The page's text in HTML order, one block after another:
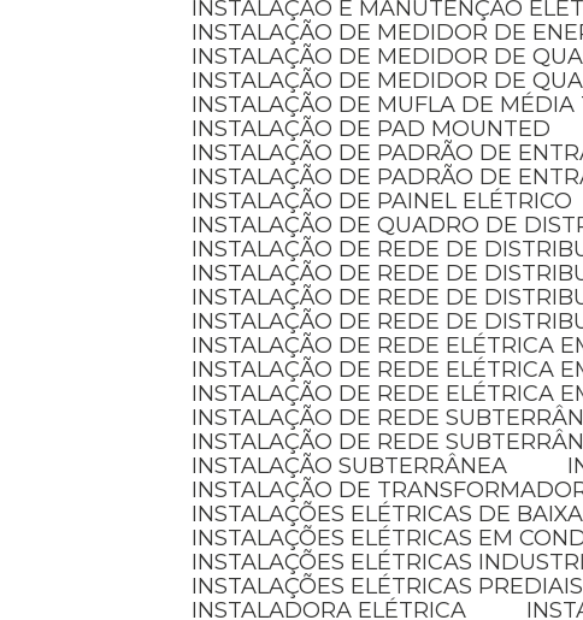
INSTALAÇÃO E MANUTENÇÃO
INSTALAÇÃO DE MEDIDOR DE
INSTALAÇÃO DE MEDIDOR DE
INSTALAÇÃO DE MEDIDOR DE
INSTALAÇÃO DE MUFLA DE MÉDIA
INSTALAÇÃO DE PAD MOUNTED
INSTALAÇÃO DE PADRÃO DE
INSTALAÇÃO DE PADRÃO DE
INSTALAÇÃO DE PAINEL ELÉTRICO
INSTALAÇÃO DE QUADRO DE
INSTALAÇÃO DE REDE DE
INSTALAÇÃO DE REDE DE
INSTALAÇÃO DE REDE DE
INSTALAÇÃO DE REDE DE
INSTALAÇÃO DE REDE ELÉTRICA
INSTALAÇÃO DE REDE ELÉTRICA
INSTALAÇÃO DE REDE ELÉTRICA
INSTALAÇÃO DE REDE
INSTALAÇÃO DE REDE
INSTALAÇÃO SUBTERRÂNEA
INSTALAÇÃO DE
INSTALAÇÕES ELÉTRICAS DE
INSTALAÇÕES ELÉTRICAS EM
INSTALAÇÕES ELÉTRICAS
INSTALAÇÕES ELÉTRICAS
INSTALADORA ELÉTRICA